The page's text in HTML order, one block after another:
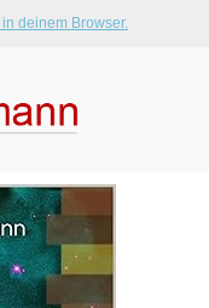
deinem Browser.